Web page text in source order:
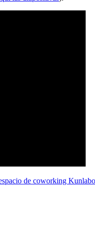
de coworking